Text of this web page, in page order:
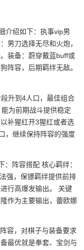
介绍如下：执事vip男
男刀选择无尽和火炮，
装备：蔚穿戴蓝buff或
阵容，后期羁绊无敌。
升到4人口，最佳组合
为前期战斗提供稳定
补猩红开3猩红或者选
，继续保持阵容的强度
阵容搭配 核心羁绊：
强，保镖羁绊提供前排
行高爆发输出。 关键
作为主要输出，蕾欧娜
容，对棋子与装备要求
最优就是拳套、宝剑与